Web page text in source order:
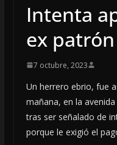
Intenta
ex
7 octubre, 2023
Un herrero ebrio, fue
mañana, en la
tras ser señalado de
porque le exigió el